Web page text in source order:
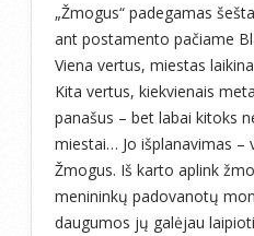
„Žmogus“ padegamas
ant postamento pačiame
Viena vertus, miestas
Kita vertus, kiekvienais
panašus – bet labai kitoks
miestai… Jo išplanavimas –
Žmogus. Iš karto aplink
menininkų padovanotų
daugumos jų galėjau